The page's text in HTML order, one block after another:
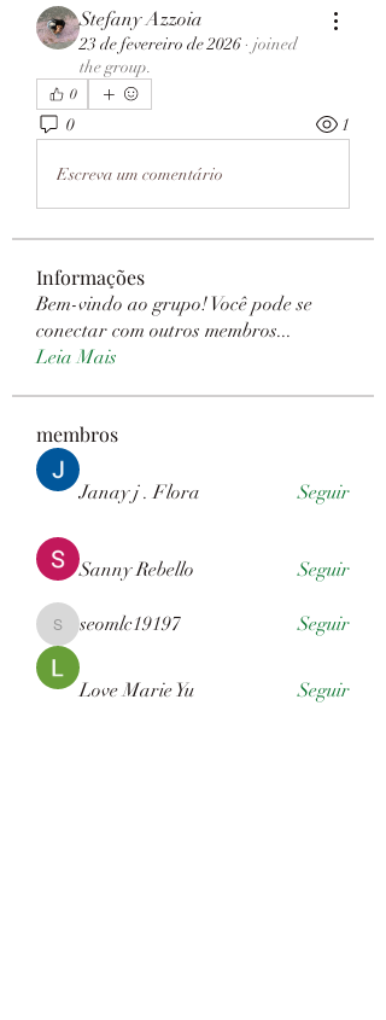
Stefany Azzoia
23 de fevereiro de 2026 · joined
the group.
0
0 1
Escreva um comentário
Informações
Bem-vindo ao grupo! Você pode se
conectar com outros membros...
Leia Mais
membros
Janay j . Flora Seguir
Sanny Rebello Seguir
seomlc19197
seomlc19197 Seguir
Love Marie Yu Seguir